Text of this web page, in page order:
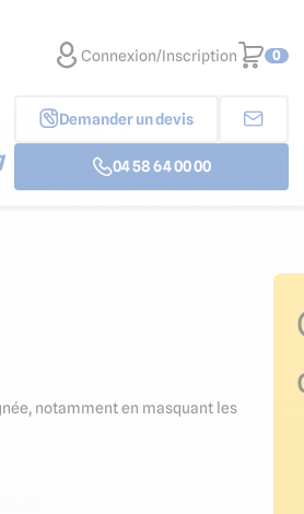
Demander un devis
04 58 64 00 00
Connexion/Inscription 0
notamment en masquant les